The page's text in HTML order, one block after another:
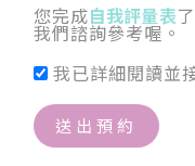
您完成自我評量表
我們諮詢參考喔。
我已詳細閱讀並
送出預約